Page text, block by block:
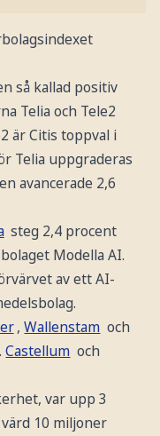
så kallad positiv
Telia och Tele2
är Citis toppval i
Telia uppgraderas
avancerade 2,6
steg 2,4 procent
Modella AI.
av ett AI-
,Wallenstam och
Castellum och
var upp 3
10 miljoner